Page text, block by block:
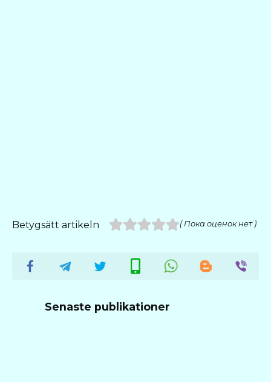
Betygsätt artikeln ( Пока оценок нет )
Senaste publikationer